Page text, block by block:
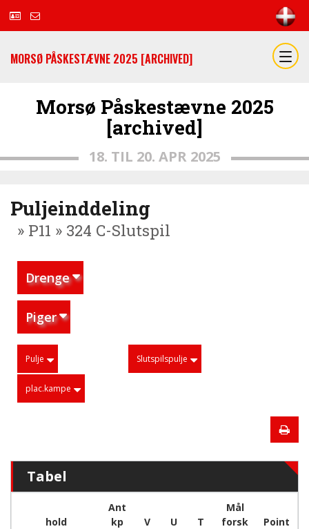
MORSØ PÅSKESTÆVNE 2025 [ARCHIVED]
Morsø Påskestævne 2025
[archived]
18. TIL 20. APR 2025
Puljeinddeling
» P11 » 324 C-Slutspil
Drenge
Piger
Pulje Slutspilspulje
plac.kampe
Tabel
hold
Ant
kp
V U T
Mål
forsk
Point